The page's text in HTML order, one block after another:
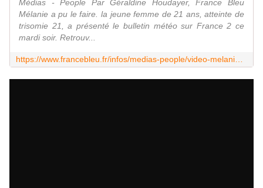
Médias - People Par Géraldine Houdayer, France Bleu
Mélanie a pu le faire. la jeune femme de 21 ans, atteinte de
trisomie 21, a présenté le bulletin météo sur France 2 ce
mardi soir. Retrouv...